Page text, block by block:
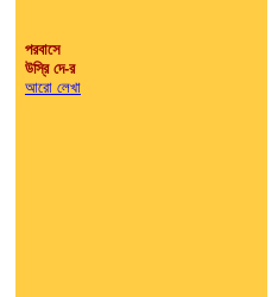
পরবাসে
উস্রি দে-র
আরো লেখা